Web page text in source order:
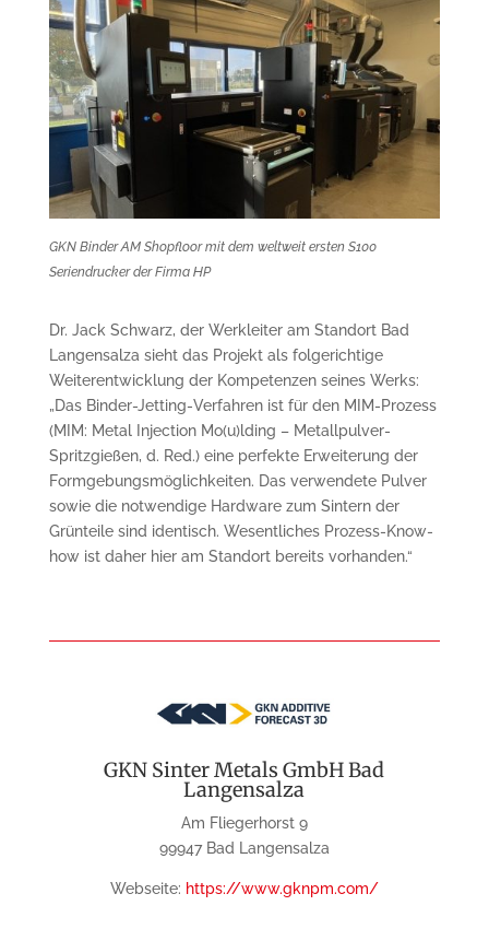
GKN Binder AM Shopfloor mit dem weltweit ersten S100
Seriendrucker der Firma HP
Dr. Jack Schwarz, der Werkleiter am Standort Bad
Langensalza sieht das Projekt als folgerichtige
Weiterentwicklung der Kompetenzen seines Werks:
„Das Binder-Jetting-Verfahren ist für den MIM-Prozess
(MIM: Metal Injection Mo(u)lding – Metallpulver-
Spritzgießen, d. Red.) eine perfekte Erweiterung der
Formgebungsmöglichkeiten. Das verwendete Pulver
sowie die notwendige Hardware zum Sintern der
Grünteile sind identisch. Wesentliches Prozess-Know-
how ist daher hier am Standort bereits vorhanden.“
GKN Sinter Metals GmbH Bad
Langensalza
Am Fliegerhorst 9
99947 Bad Langensalza
Webseite: https://www.gknpm.com/